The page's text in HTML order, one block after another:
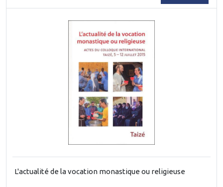
L'actualité de la vocation monastique ou religieuse